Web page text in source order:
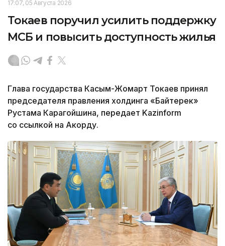
17:07, 05 Августа 2026
Токаев поручил усилить поддержку
МСБ и повысить доступность жилья
Глава государства Касым-Жомарт Токаев принял
председателя правления холдинга «Байтерек»
Рустама Карагойшина, передает Kazinform
со ссылкой на Акорду.